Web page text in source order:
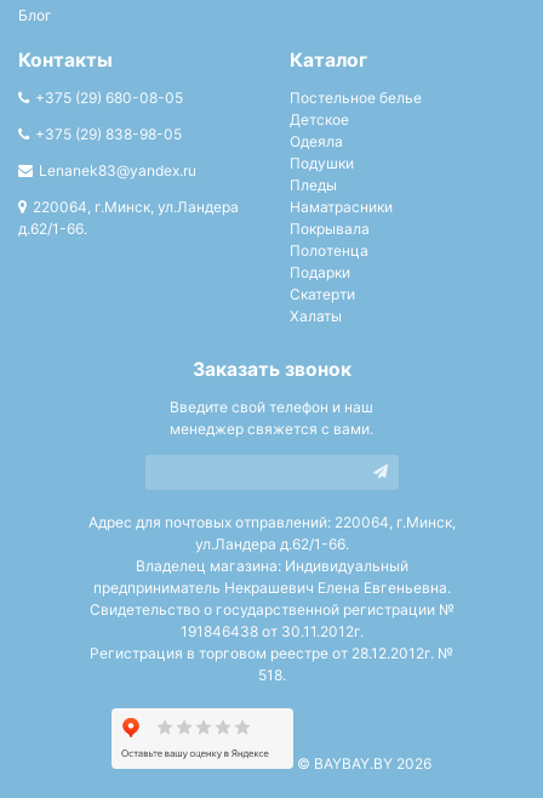
Блог
Контакты
+375 (29) 680-08-05
+375 (29) 838-98-05
Lenanek83@yandex.ru
220064, г.Минск, ул.Ландера
д.62/1-66.
Каталог
Постельное белье
Детское
Одеяла
Подушки
Пледы
Наматрасники
Покрывала
Полотенца
Подарки
Скатерти
Халаты
Заказать звонок
Введите свой телефон и наш
менеджер свяжется с вами.
Адрес для почтовых отправлений: 220064, г.Минск,
ул.Ландера д.62/1-66.
Владелец магазина: Индивидуальный
предприниматель Некрашевич Елена Евгеньевна.
Свидетельство о государственной регистрации №
191846438 от 30.11.2012г.
Регистрация в торговом реестре от 28.12.2012г. №
518.
© BAYBAY.BY 2026